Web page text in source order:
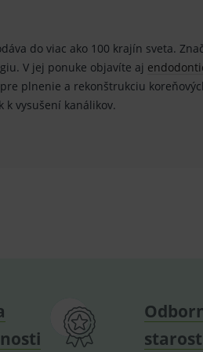
do viac ako 100 krajín sveta.
V jej ponuke objavíte aj
pre plnenie a rekonštrukciu
k vysušení kanálikov.
analytics.
zobrazení
předvoleb pro
webu používá